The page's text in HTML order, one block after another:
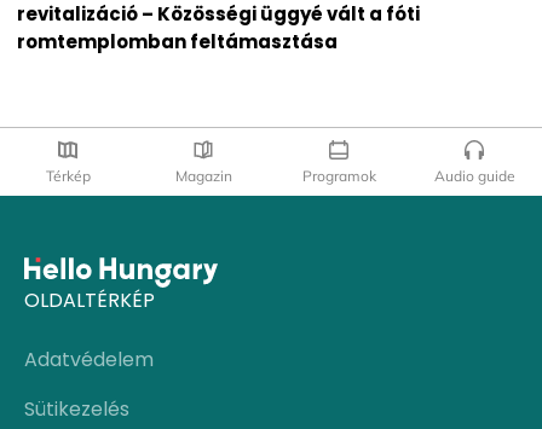
revitalizáció – Közösségi üggyé vált a fóti
romtemplomban feltámasztása
Térkép Magazin Programok Audio guide
OLDALTÉRKÉP
Adatvédelem
Sütikezelés